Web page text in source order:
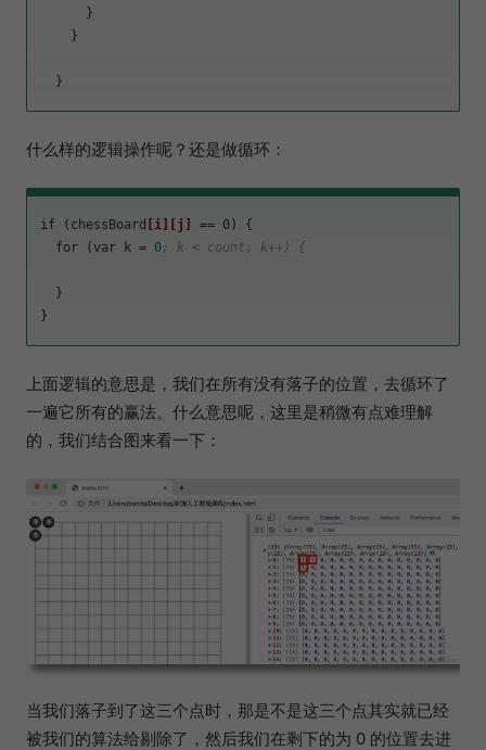
      }
    }
什么样的逻辑操作呢？还是做循环：
if (chessBoard [i] [j]
== 0) {
  for (var
k = 0; k < count; k++) {
  }
上面逻辑的意思是，我们在所有没有落子的位置，去循环了
一遍它所有的赢法。什么意思呢，这里是稍微有点难理解
的，我们结合图来看一下：
当我们落子到了这三个点时，那是不是这三个点其实就已经
被我们的算法给剔除了，然后我们在剩下的为 0 的位置去进